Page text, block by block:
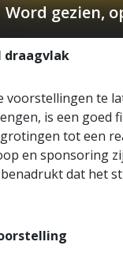
Word gezien,
draagvlak
voorstellingen te
is een goed
tot een
en sponsoring
dat het